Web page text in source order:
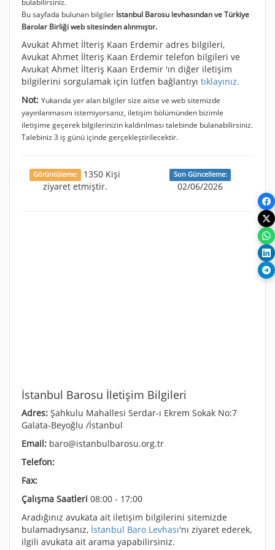
Bu sayfada bulunan bilgiler İstanbul Barosu levhasından ve Türkiye
Barolar Birliği web sitesinden alınmıştır.
Avukat Ahmet İlteriş Kaan Erdemir adres bilgileri,
Avukat Ahmet İlteriş Kaan Erdemir telefon bilgileri ve
Avukat Ahmet İlteriş Kaan Erdemir 'ın diğer iletişim
bilgilerini sorgulamak için lütfen bağlantıyı tıklayınız.
Not: Yukarıda yer alan bilgiler size aitse ve web sitemizde
yayınlanmasını istemiyorsanız, iletişim bölümünden bizimle
iletişime geçerek bilgilerinizin kaldırılması talebinde bulanabilirsiniz.
Talebiniz 3 iş günü içinde gerçekleştirilecektir.
Görüntüleme:
1350 Kişi
ziyaret etmiştir.
Son Güncelleme:
02/06/2026
İstanbul Barosu İletişim Bilgileri
Adres: Şahkulu Mahallesi Serdar-ı Ekrem Sokak No:7
Galata-Beyoğlu /İstanbul
Email: baro@istanbulbarosu.org.tr
Telefon:
Fax:
Çalışma Saatleri 08:00 - 17:00
Aradığınız avukata ait iletişim bilgilerini sitemizde
bulamadıysanız, İstanbul Baro Levhası'nı ziyaret ederek,
ilgili avukata ait arama yapabilirsiniz.